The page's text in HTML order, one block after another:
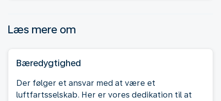
Læs mere om
Bæredygtighed
Der følger et ansvar med at være et
luftfartsselskab. Her er vores dedikation til at